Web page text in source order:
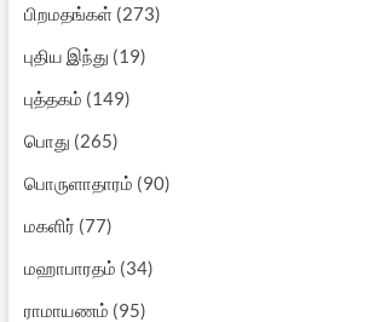
பிறமதங்கள்(273)
புதிய இந்து (19)
புத்தகம் (149)
பொது (265)
பொருளாதாரம் (90)
மகளிர் (77)
மஹாபாரதம் (34)
ராமாயணம் (95)